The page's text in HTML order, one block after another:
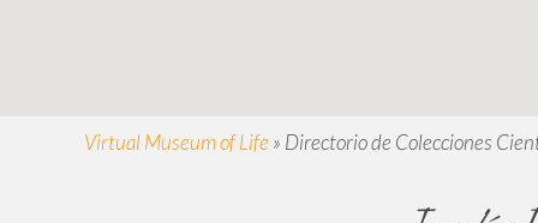
Virtual Museum of Life » Directorio de Colecciones